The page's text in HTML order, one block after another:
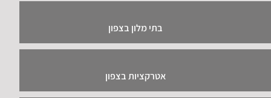
בתי מלון בצפון
אטרקציות בצפון